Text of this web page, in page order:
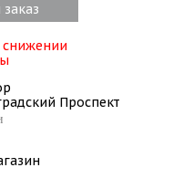
Проспект